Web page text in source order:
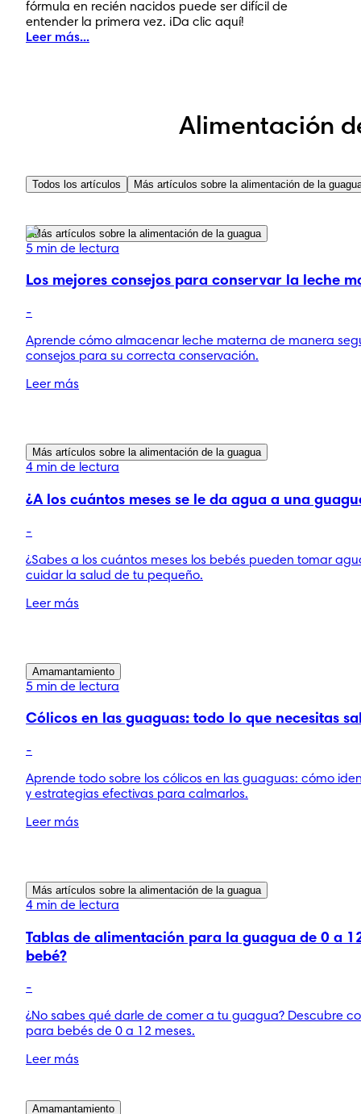
fórmula en recién nacidos puede ser difícil de
entender la primera vez. ¡Da clic aquí!
Leer más...
Alimentación
Todos los artículos Más artículos sobre la alimentación de la
Más artículos sobre la alimentación de la guagua
5 min de lectura
Los mejores consejos para conservar la leche
-
Aprende cómo almacenar leche materna de manera
consejos para su correcta conservación.
Leer más
Más artículos sobre la alimentación de la guagua
4 min de lectura
¿A los cuántos meses se le da agua a una
-
¿Sabes a los cuántos meses los bebés pueden tomar
cuidar la salud de tu pequeño.
Leer más
Amamantamiento
5 min de lectura
Cólicos en las guaguas: todo lo que necesitas
-
Aprende todo sobre los cólicos en las guaguas: cómo
y estrategias efectivas para calmarlos.
Leer más
Más artículos sobre la alimentación de la guagua
4 min de lectura
Tablas de alimentación para la guagua de 0 a
bebé?
-
¿No sabes qué darle de comer a tu guagua? Descubre
para bebés de 0 a 12 meses.
Leer más
Amamantamiento